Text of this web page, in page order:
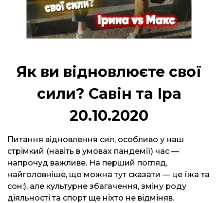
Як ви відновлюєте свої
сили? Савін та Іра
20.10.2020
Питання відновлення сил, особливо у наш
стрімкий (навіть в умовах пандемії) час —
напрочуд важливе. На перший погляд,
найголовніше, що можна тут сказати — це їжа та
сон:), але культурне збагачення, зміну роду
діяльності та спорт ще ніхто не відміняв.